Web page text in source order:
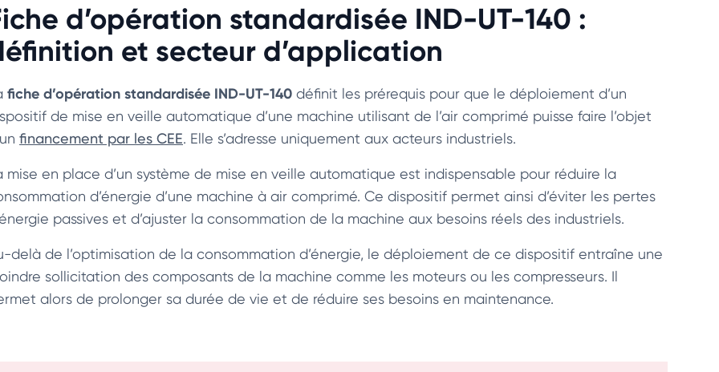
d’opération standardisée IND-UT-140 :
et secteur d’application
fiche d’opération standardisée IND-UT-140 définit les prérequis pour que le déploiement d’un
de mise en veille automatique d’une machine utilisant de l’air comprimé puisse faire l’objet
financement par les CEE. Elle s’adresse uniquement aux acteurs industriels.
mise en place d’un système de mise en veille automatique est indispensable pour réduire la
d’énergie d’une machine à air comprimé. Ce dispositif permet ainsi d’éviter les pertes
passives et d’ajuster la consommation de la machine aux besoins réels des industriels.
delà de l’optimisation de la consommation d’énergie, le déploiement de ce dispositif entraîne une
sollicitation des composants de la machine comme les moteurs ou les compresseurs. Il
alors de prolonger sa durée de vie et de réduire ses besoins en maintenance.